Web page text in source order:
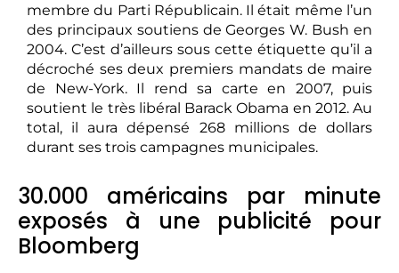
membre du Parti Républicain. Il était même l’un
des principaux soutiens de Georges W. Bush en
2004. C’est d’ailleurs sous cette étiquette qu’il a
décroché ses deux premiers mandats de maire
de New-York. Il rend sa carte en 2007, puis
soutient le très libéral Barack Obama en 2012. Au
total, il aura dépensé 268 millions de dollars
durant ses trois campagnes municipales.
30.000 américains par minute
exposés à une publicité pour
Bloomberg